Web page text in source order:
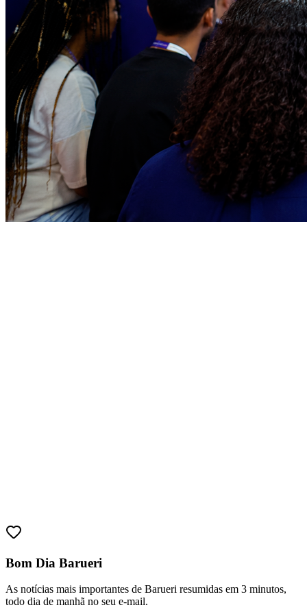
Ceará
Bom Dia Barueri
As notícias mais importantes de Barueri resumidas em 3 minutos,
todo dia de manhã no seu e-mail.